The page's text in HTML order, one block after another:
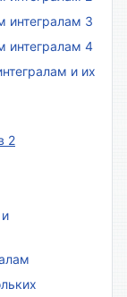
интегралам 3
интегралам 4
и их
2